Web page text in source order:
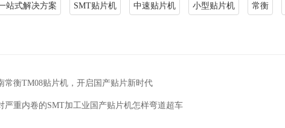
站式解决方案 SMT贴片机 中速贴片机 小型贴片机 常衡
常衡TM08贴片机，开启国产贴片新时代
严重内卷的SMT加工业国产贴片机怎样弯道超车